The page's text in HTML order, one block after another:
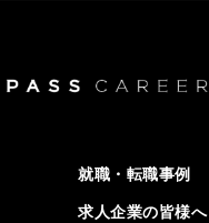
就職・転職事例
求人企業の皆様へ